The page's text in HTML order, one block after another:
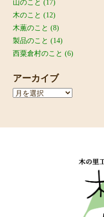
山のこと (17)
木のこと (12)
木薫のこと (8)
製品のこと (14)
西粟倉村のこと (6)
アーカイブ
ア
ブ